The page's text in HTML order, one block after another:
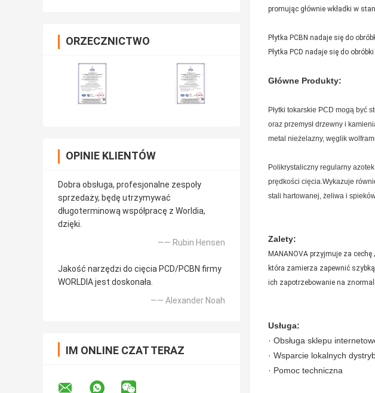
ORZECZNICTWO
OPINIE KLIENTÓW
Dobra obsługa, profesjonalne zespoły
sprzedaży, będę utrzymywać
długoterminową współpracę z Worldia,
dzięki.
—— Rubin Hensen
Jakość narzędzi do cięcia PCD/PCBN firmy
WORLDIA jest doskonała.
—— Alexander Noah
IM ONLINE CZAT TERAZ
promując głównie wkładki w
Płytka PCBN nadaje się do
Płytka PCD nadaje się do
Główne Produkty:
Płytki tokarskie PCD mogą być
oraz przemysł drzewny i
metal nieżelazny, węglik
Polikrystaliczny regularny
prędkości cięcia.Wykazuje
stali hartowanej, żeliwa i
Zalety:
MANANOVA przyjmuje za
która zamierza zapewnić
ich zapotrzebowanie na
Usługa:
· Obsługa sklepu
· Wsparcie lokalnych
· Pomoc techniczna